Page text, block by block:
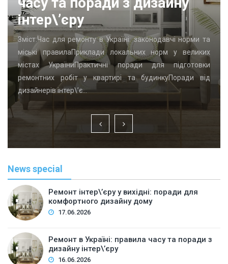
інтер\’єру
Зміст:Час для ремонту в Україні: законодавчі норми та
міські правилаПриклади локальних норм у великих
містах УкраїниПрактичні поради для підготовки
ремонтних робіт у квартирі та будинкуПоради від
дизайнерів інтер\’є…
News special
Ремонт інтер\’єру у вихідні: поради для
комфортного дизайну дому
17.06.2026
Ремонт в Україні: правила часу та поради з
дизайну інтер\’єру
16.06.2026